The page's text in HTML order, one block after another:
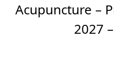
Acupuncture –
2027